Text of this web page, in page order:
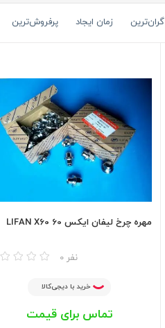
گران‌ترین زمان ایجاد پرفروش‌ترین
مهره چرخ لیفان ایکس 60 LIFAN X60
0 نفر
خرید با دیجی‌کالا
تماس برای قیمت